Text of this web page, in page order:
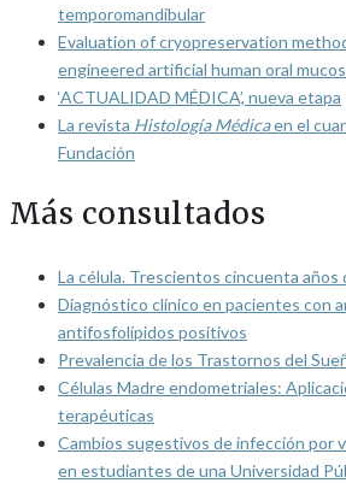
temporomandibular
Evaluation of cryopreservation
engineered artificial human oral
‘ACTUALIDAD MÉDICA’, nueva etapa
La revista Histología Médicaen el
Fundación
Más consultados
La célula. Trescientos cincuenta
Diagnóstico clínico en pacientes con
antifosfolípidos positivos
Prevalencia de los Trastornos del
Células Madre endometriales:
terapéuticas
Cambios sugestivos de infección por
en estudiantes de una Universidad